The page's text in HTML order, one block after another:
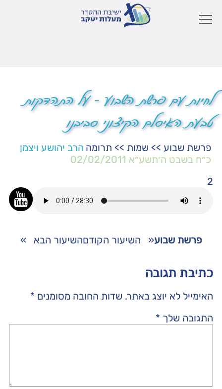
לחיות עם פרשת השבוע – על התהדקות
טבעת האיסלם הקיצוני סביבנו
פרשת שבוע >> שמות >> תרומה הרב יהושע ויצמן
כ״ח בשבט ה׳תשע״א 02/02/2011
2
פרשת שבוע« השיעור הקודםהשיעור הבא »
כתיבת תגובה
האימייל לא יוצג באתר. שדות החובה מסומנים *
התגובה שלך *